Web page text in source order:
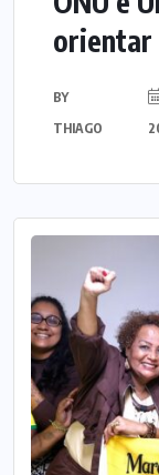
orientar
BY
THIAGO